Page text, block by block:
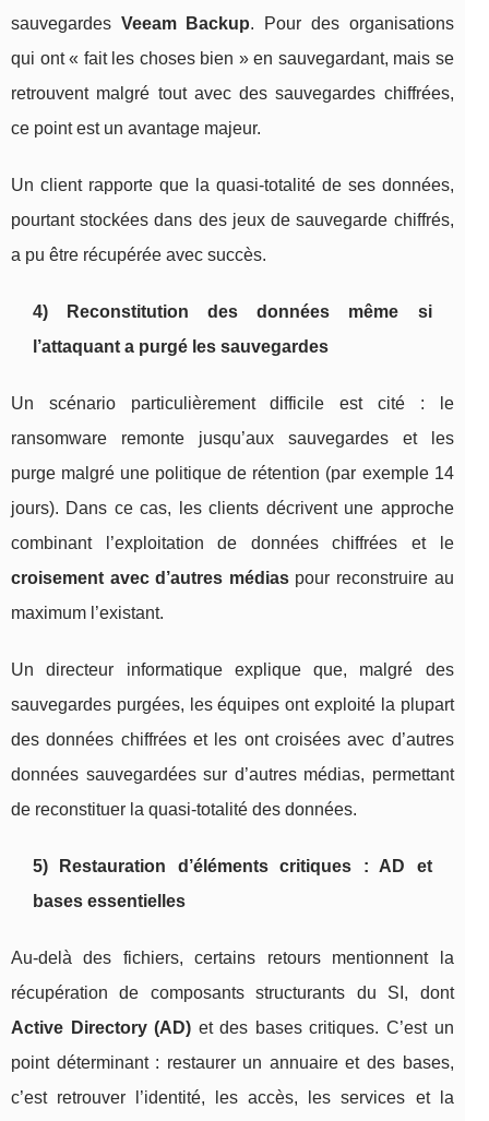
sauvegardes Veeam Backup. Pour des organisations
qui ont « fait les choses bien » en sauvegardant, mais se
retrouvent malgré tout avec des sauvegardes chiffrées,
ce point est un avantage majeur.
Un client rapporte que la quasi-totalité de ses données,
pourtant stockées dans des jeux de sauvegarde chiffrés,
a pu être récupérée avec succès.
4) Reconstitution des données même si
l’attaquant a purgé les sauvegardes
Un scénario particulièrement difficile est cité : le
ransomware remonte jusqu’aux sauvegardes et les
purge malgré une politique de rétention (par exemple 14
jours). Dans ce cas, les clients décrivent une approche
combinant l’exploitation de données chiffrées et le
croisement avec d’autres médiaspour reconstruire au
maximum l’existant.
Un directeur informatique explique que, malgré des
sauvegardes purgées, les équipes ont exploité la plupart
des données chiffrées et les ont croisées avec d’autres
données sauvegardées sur d’autres médias, permettant
de reconstituer la quasi-totalité des données.
5) Restauration d’éléments critiques : AD et
bases essentielles
Au-delà des fichiers, certains retours mentionnent la
récupération de composants structurants du SI, dont
Active Directory (AD) et des bases critiques. C’est un
point déterminant : restaurer un annuaire et des bases,
c’est retrouver l’identité, les accès, les services et la